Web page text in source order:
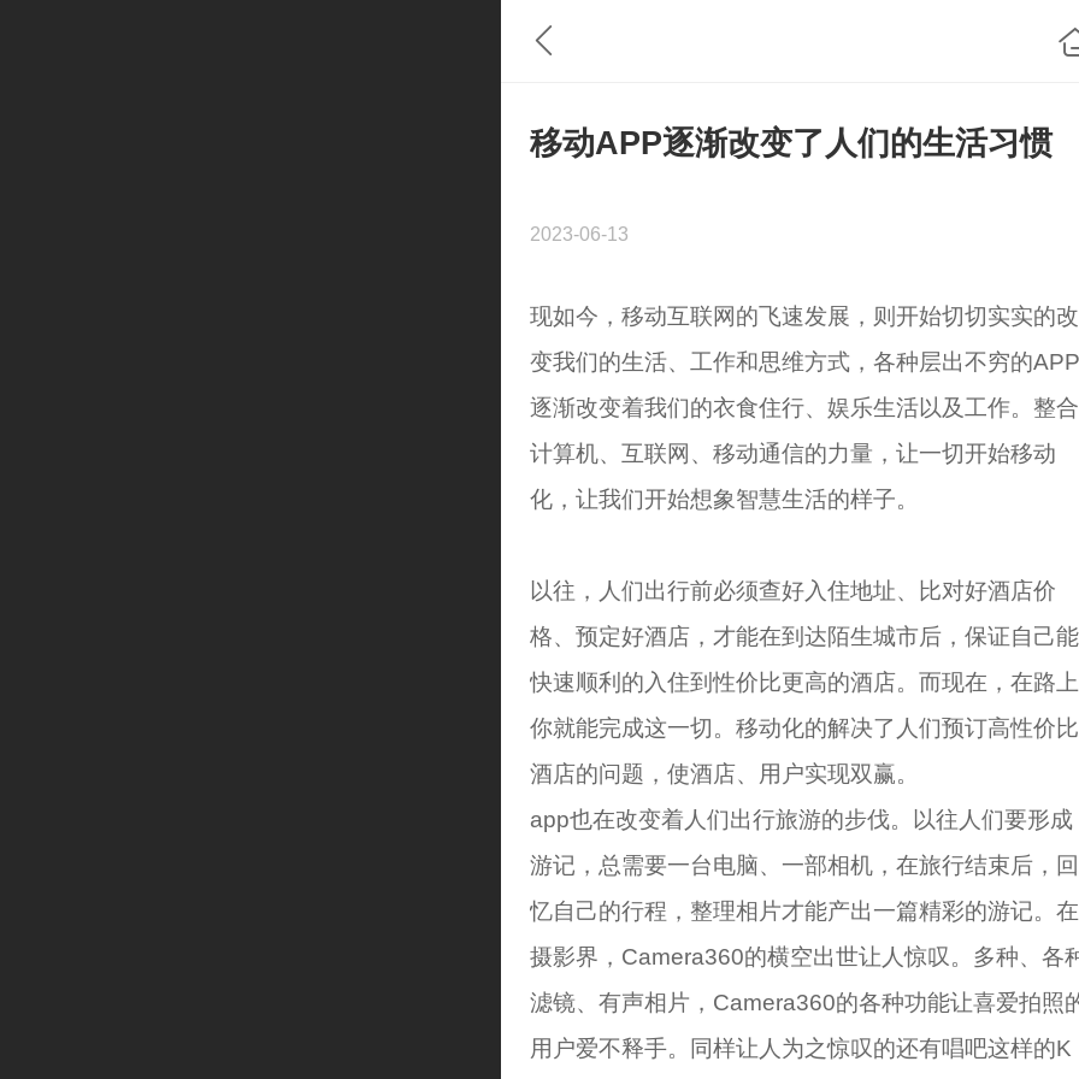
移动APP逐渐改变了人们的生活习惯
2023-06-13
现如今，移动互联网的飞速发展，则开始切切实实的改
变我们的生活、工作和思维方式，各种层出不穷的APP
逐渐改变着我们的衣食住行、娱乐生活以及工作。整合
计算机、互联网、移动通信的力量，让一切开始移动
化，让我们开始想象智慧生活的样子。
以往，人们出行前必须查好入住地址、比对好酒店价
格、预定好酒店，才能在到达陌生城市后，保证自己能
快速顺利的入住到性价比更高的酒店。而现在，在路上
你就能完成这一切。移动化的解决了人们预订高性价比
酒店的问题，使酒店、用户实现双赢。
app也在改变着人们出行旅游的步伐。以往人们要形成
游记，总需要一台电脑、一部相机，在旅行结束后，回
忆自己的行程，整理相片才能产出一篇精彩的游记。在
摄影界，Camera360的横空出世让人惊叹。多种、各
滤镜、有声相片，Camera360的各种功能让喜爱拍照
用户爱不释手。同样让人为之惊叹的还有唱吧这样的K